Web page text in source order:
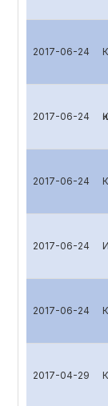
2017-06-24
2017-06-24
2017-06-24
2017-06-24
2017-06-24
2017-04-29